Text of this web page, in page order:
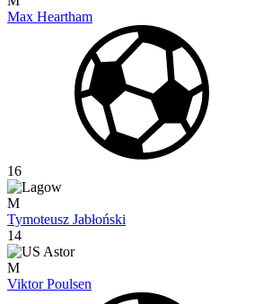
Max Heartham
16
M
Tymoteusz Jabłoński
14
M
Viktor Poulsen